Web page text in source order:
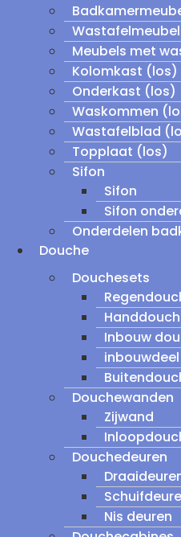
Meubels met
Kolomkast (los)
Onderkast (los)
Waskommen
Wastafelblad
Topplaat (los)
Sifon
Sifon
Sifon
Onderdelen
Douche
Douchesets
Inbouw
inbouwdeel
Douchewanden
Zijwand
Douchedeuren
Nis deuren